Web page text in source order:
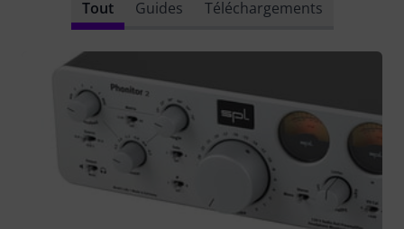
Tout Guides Téléchargements